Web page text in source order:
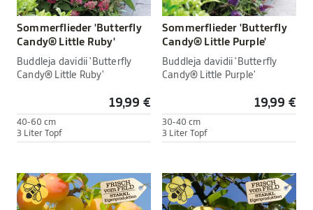
Sommerflieder 'Butterfly
Candy® Little Ruby'
Buddleja davidii 'Butterfly
Candy® Little Ruby'
19,99 €
40-60 cm
3 Liter Topf
Sommerflieder 'Butterfly
Candy® Little Purple'
Buddleja davidii 'Butterfly
Candy® Little Purple'
19,99 €
30-40 cm
3 Liter Topf